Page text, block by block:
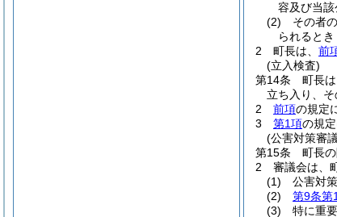
容及び当
(2)
その者
られると
2
町長は、 前
(立入検査)
第14条
町長
立ち入り、
2
前項の規定
3
第1項の規
(公害対策審
第15条
町長
2
審議会は、
(1)
公害対
(2)
第9条第
(3)
特に重